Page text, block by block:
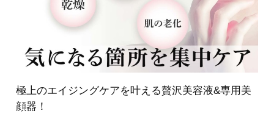
極上のエイジングケアを叶える贅沢美容液&専用美
顔器！